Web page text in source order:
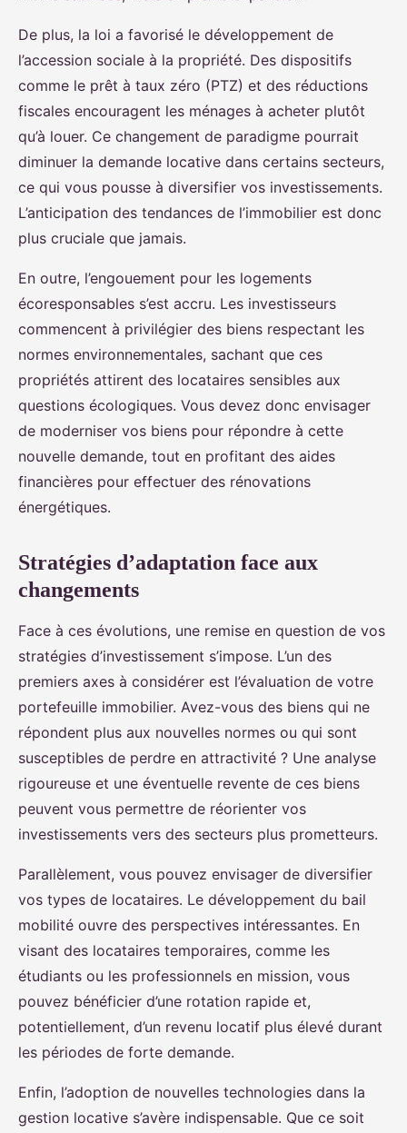
De plus, la loi a favorisé le développement de
l’accession sociale à la propriété. Des dispositifs
comme le prêt à taux zéro (PTZ) et des réductions
fiscales encouragent les ménages à acheter plutôt
qu’à louer. Ce changement de paradigme pourrait
diminuer la demande locative dans certains secteurs,
ce qui vous pousse à diversifier vos investissements.
L’anticipation des tendances de l’immobilier est donc
plus cruciale que jamais.
En outre, l’engouement pour les logements
écoresponsables s’est accru. Les investisseurs
commencent à privilégier des biens respectant les
normes environnementales, sachant que ces
propriétés attirent des locataires sensibles aux
questions écologiques. Vous devez donc envisager
de moderniser vos biens pour répondre à cette
nouvelle demande, tout en profitant des aides
financières pour effectuer des rénovations
énergétiques.
Stratégies d’adaptation face aux
changements
Face à ces évolutions, une remise en question de vos
stratégies d’investissement s’impose. L’un des
premiers axes à considérer est l’évaluation de votre
portefeuille immobilier. Avez-vous des biens qui ne
répondent plus aux nouvelles normes ou qui sont
susceptibles de perdre en attractivité ? Une analyse
rigoureuse et une éventuelle revente de ces biens
peuvent vous permettre de réorienter vos
investissements vers des secteurs plus prometteurs.
Parallèlement, vous pouvez envisager de diversifier
vos types de locataires. Le développement du bail
mobilité ouvre des perspectives intéressantes. En
visant des locataires temporaires, comme les
étudiants ou les professionnels en mission, vous
pouvez bénéficier d’une rotation rapide et,
potentiellement, d’un revenu locatif plus élevé durant
les périodes de forte demande.
Enfin, l’adoption de nouvelles technologies dans la
gestion locative s’avère indispensable. Que ce soit